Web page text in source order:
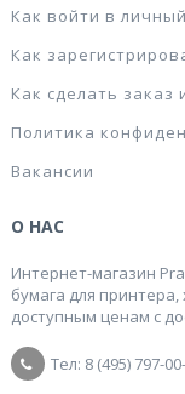
Как войти в
Как
Как сделать заказ
Политика
Вакансии
О НАС
Интернет-магазин
бумага для
доступным ценам с
Тел: 8 (495) 797-